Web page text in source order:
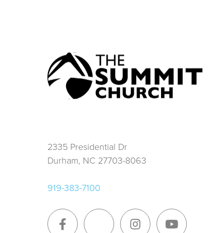
2335 Presidential Dr
Durham, NC 27703-8063
919-383-7100